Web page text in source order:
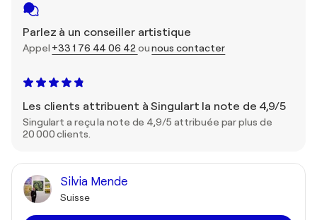
Parlez à un conseiller artistique
Appel +33 1 76 44 06 42 ounous contacter
Les clients attribuent à Singulart la note de 4,9/5
Singulart a reçu la note de 4,9/5 attribuée par plus de
20 000 clients.
Silvia Mende
Suisse